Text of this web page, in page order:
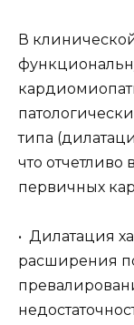
В
типа
что
первичных
• Дилатация
расширения